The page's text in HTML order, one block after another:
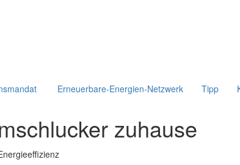
Erneuerbare-Energien-Netzwerk Tipp
zuhause